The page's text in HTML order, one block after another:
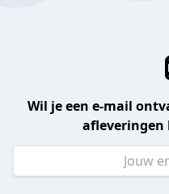
Wil je een e-mail
afleveringen